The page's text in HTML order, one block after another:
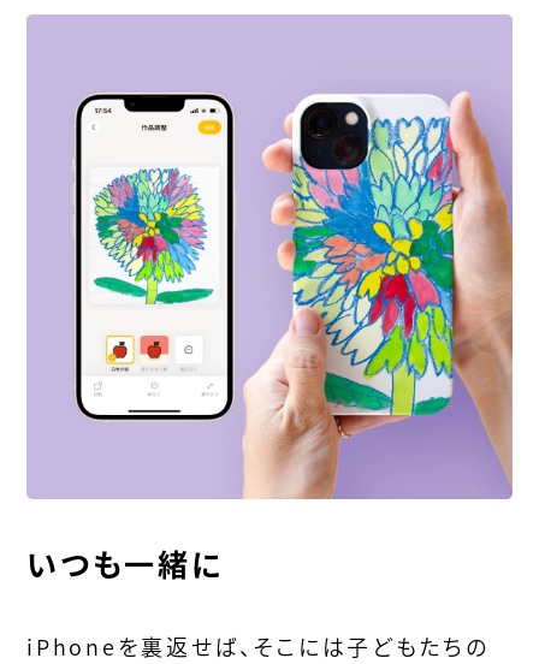
いつも一緒に
iPhoneを裏返せば、そこには子どもたちの